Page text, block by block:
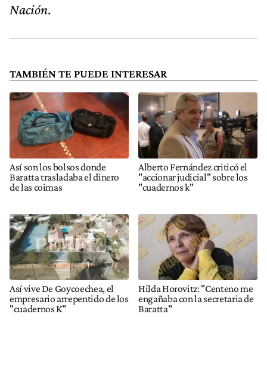
Nación.
TAMBIÉN TE PUEDE INTERESAR
Así son los bolsos donde
Baratta trasladaba el dinero
de las coimas
Alberto Fernández criticó el
"accionar judicial" sobre los
"cuadernos k"
Así vive De Goycoechea, el
empresario arrepentido de los
"cuadernos K"
Hilda Horovitz: "Centeno me
engañaba con la secretaria de
Baratta"